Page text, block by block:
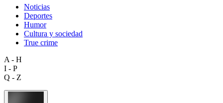
Noticias
Deportes
Humor
Cultura y sociedad
True crime
A - H
I - P
Q - Z